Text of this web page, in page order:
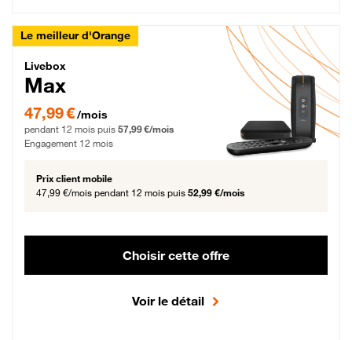
Le meilleur d'Orange
Livebox Max Fibre
Livebox
Max
47,99 € par mois pendant 12 mois puis 57,99 € par mois, Engagement 12 mois
47,99 €/mois
pendant 12 mois puis 57,99 €/mois
Engagement 12 mois
Prix client mobile
47,99 €/mois pendant 12 mois puis 52,99 €/mois
Choisir cette offre
Voir le détail